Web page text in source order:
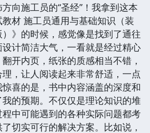
向施工员的“圣经”！我拿到这本
教材 施工员通用与基础知识（装
》的时候，感觉像是找到了通往
计简洁大气，一看就是经过精心
开内页，纸张的质感相当不错，
，让人阅读起来非常舒适，一点
喜的是，书中内容涵盖的深度和
的预期。不仅仅是理论知识的堆
中可能遇到的各种实际问题都考
切实可行的解决方案。比如说，